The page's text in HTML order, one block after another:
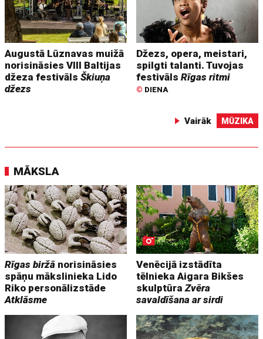
Augustā Lūznavas muižā
norisināsies VIII Baltijas
džeza festivālsŠkiuņa
džezs
Džezs, opera, meistari,
spilgti talanti. Tuvojas
festivālsRīgas ritmi
© DIENA
Vairāk MŪZIKA
MĀKSLA
Rīgas biržā norisināsies
spāņu mākslinieka Lido
Riko personālizstāde
Atklāsme
Venēcijā izstādīta
tēlnieka Aigara Bikšes
skulptūraZvēra
savaldīšana ar sirdi